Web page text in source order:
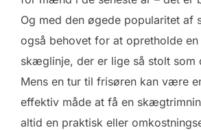
Og med den øgede popularitet af
også behovet for at opretholde
skæglinje, der er lige så stolt som
Mens en tur til frisøren kan være
effektiv måde at få en
altid en praktisk eller